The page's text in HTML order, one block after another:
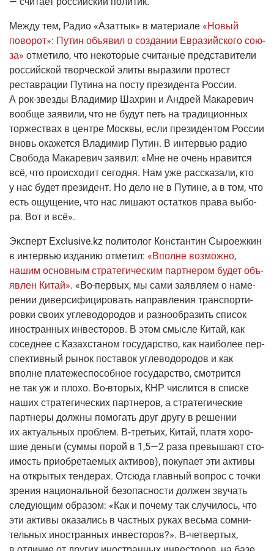
Меж­ду тем, Радио «Азаттык» в мате­ри­а­ле «Новый
пово­рот»: Путин объ­явил о созда­нии Евразий­ско­го сою­
за» отме­ти­ло, что неко­то­рые счи­та­ные пред­ста­ви­те­ли
рос­сий­ской твор­че­ской эли­ты выра­зи­ли про­тест
рестав­ра­ции Пути­на на посту пре­зи­ден­та Рос­сии.
А рок-звез­ды Вла­ди­мир Шахрин и Андрей Мака­ре­вич
вооб­ще заяви­ли, что не будут петь на тра­ди­ци­он­ных
тор­же­ствах в цен­тре Моск­вы, если пре­зи­ден­том Рос­сии
вновь ока­жет­ся Вла­ди­мир Путин. В интер­вью радио
Сво­бо­да Мака­ре­вич заявил: «Мне не очень нра­вит­ся
всё, что про­ис­хо­дит сего­дня. Нам уже рас­ска­за­ли, кто
у нас будет пре­зи­дент. Но дело не в Путине, а в том, что
есть ощу­ще­ние, что нас лиша­ют остат­ков пра­ва выбо­
ра. Вот и всё».
Экс­перт Еxclusive.kz поли­то­лог Кон­стан­тин Сыро­еж­кин
в интер­вью изда­нию отме­тил: «Вполне воз­мож­но,
нашим основ­ным стра­те­ги­че­ским парт­не­ром будет объ­
яв­лен Китай». «Во-пер­вых, мы сами заяв­ля­ем о наме­
ре­нии дивер­си­фи­ци­ро­вать направ­ле­ния транс­пор­ти­
ров­ки сво­их угле­во­до­ро­дов и раз­но­об­ра­зить спи­сок
ино­стран­ных инве­сто­ров. В этом смыс­ле Китай, как
сосед­нее с Казах­ста­ном госу­дар­ство, как наи­бо­лее пер­
спек­тив­ный рынок поста­вок угле­во­до­ро­дов и как
вполне пла­те­же­спо­соб­ное госу­дар­ство, смот­рит­ся
не так уж и пло­хо. Во-вто­рых, КНР чис­лит­ся в спис­ке
наших стра­те­ги­че­ских парт­не­ров, а стра­те­ги­че­ские
парт­не­ры долж­ны помо­гать друг дру­гу в реше­нии
их акту­аль­ных про­блем. В‑третьих, Китай, пла­тя хоро­
шие день­ги (сум­мы порой в 1,5—2 раза пре­вы­ша­ют сто­
и­мость при­об­ре­та­е­мых акти­вов), поку­па­ет эти акти­вы
на откры­тых тен­де­рах. Отсю­да глав­ный вопрос с точ­ки
зре­ния наци­о­наль­ной без­опас­но­сти дол­жен зву­чать
сле­ду­ю­щим обра­зом: «Как и поче­му так слу­чи­лось, что
эти акти­вы ока­за­лись в част­ных руках весь­ма сомни­
тель­ных ино­стран­ных инве­сто­ров?». В‑четвертых,